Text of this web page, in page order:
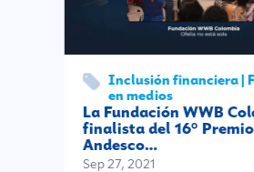
Inclusión financiera |
en medios
La Fundación WWB
finalista del 16° Premio
Andesco…
Sep 27, 2021